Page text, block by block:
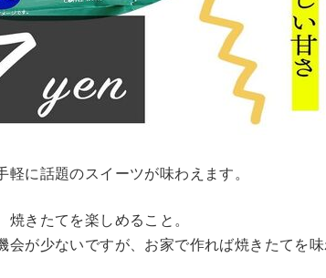
に話題のスイーツが味わえます。
きたてを楽しめること。
が少ないですが、お家で作れば焼きたてを味